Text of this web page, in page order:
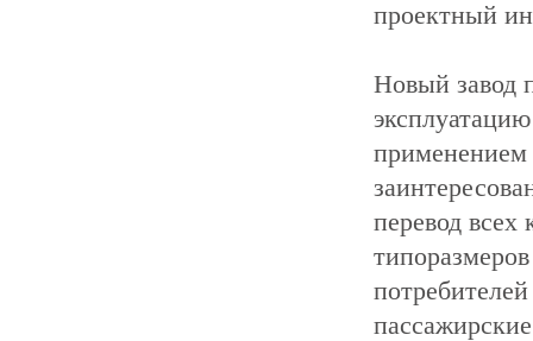
проектный
Новый завод
применением
перевод